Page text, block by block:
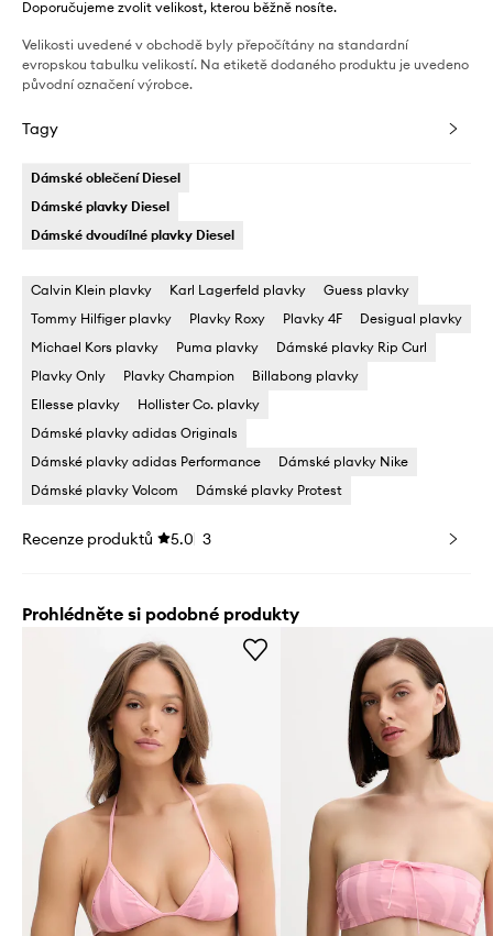
Doporučujeme zvolit velikost, kterou běžně nosíte.
Velikosti uvedené v obchodě byly přepočítány na standardní
evropskou tabulku velikostí. Na etiketě dodaného produktu je uvedeno
původní označení výrobce.
Tagy
Dámské oblečení Diesel
Dámské plavky Diesel
Dámské dvoudílné plavky Diesel
Calvin Klein plavky Karl Lagerfeld plavky
Guess plavky
Tommy Hilfiger plavky
Plavky Roxy Plavky 4F
Desigual plavky
Michael Kors plavky
Puma plavky
Dámské plavky Rip Curl
Plavky Only
Plavky Champion
Billabong plavky
Ellesse plavky
Hollister Co. plavky
Dámské plavky adidas Originals
Dámské plavky adidas Performance
Dámské plavky Nike
Dámské plavky Volcom
Dámské plavky Protest
Recenze produktů 5.0 3
Prohlédněte si podobné produkty